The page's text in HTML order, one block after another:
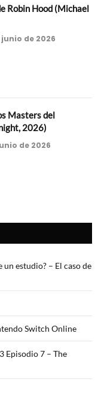
Robin Hood (Michael
junio de 2026
Masters del
2026)
de 2026
estudio? – El caso de
Switch Online
Episodio 7 – The